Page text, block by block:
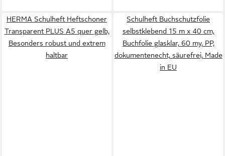
HERMA Schulheft Heftschoner
Transparent PLUS A5 quer gelb,
Besonders robust und extrem
haltbar
Schulheft Buchschutzfolie
selbstklebend 15 m x 40 cm,
Buchfolie glasklar, 60 my, PP,
dokumentenecht, säurefrei, Made
in EU